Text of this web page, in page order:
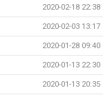
2020-02-18 22:38
2020-02-03 13:17
2020-01-28 09:40
2020-01-13 22:30
2020-01-13 20:35